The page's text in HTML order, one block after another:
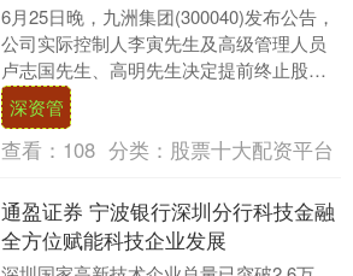
6月25日晚，九洲集团(300040)发布公告，
公司实际控制人李寅先生及高级管理人员
卢志国先生、高明先生决定提前终止股份
减持计划。公告显示，李寅先生此前计划
减持....
深资管
查看： 108 分类： 股票十大配资平台
通盈证券 宁波银行深圳分行科技金融
全方位赋能科技企业发展